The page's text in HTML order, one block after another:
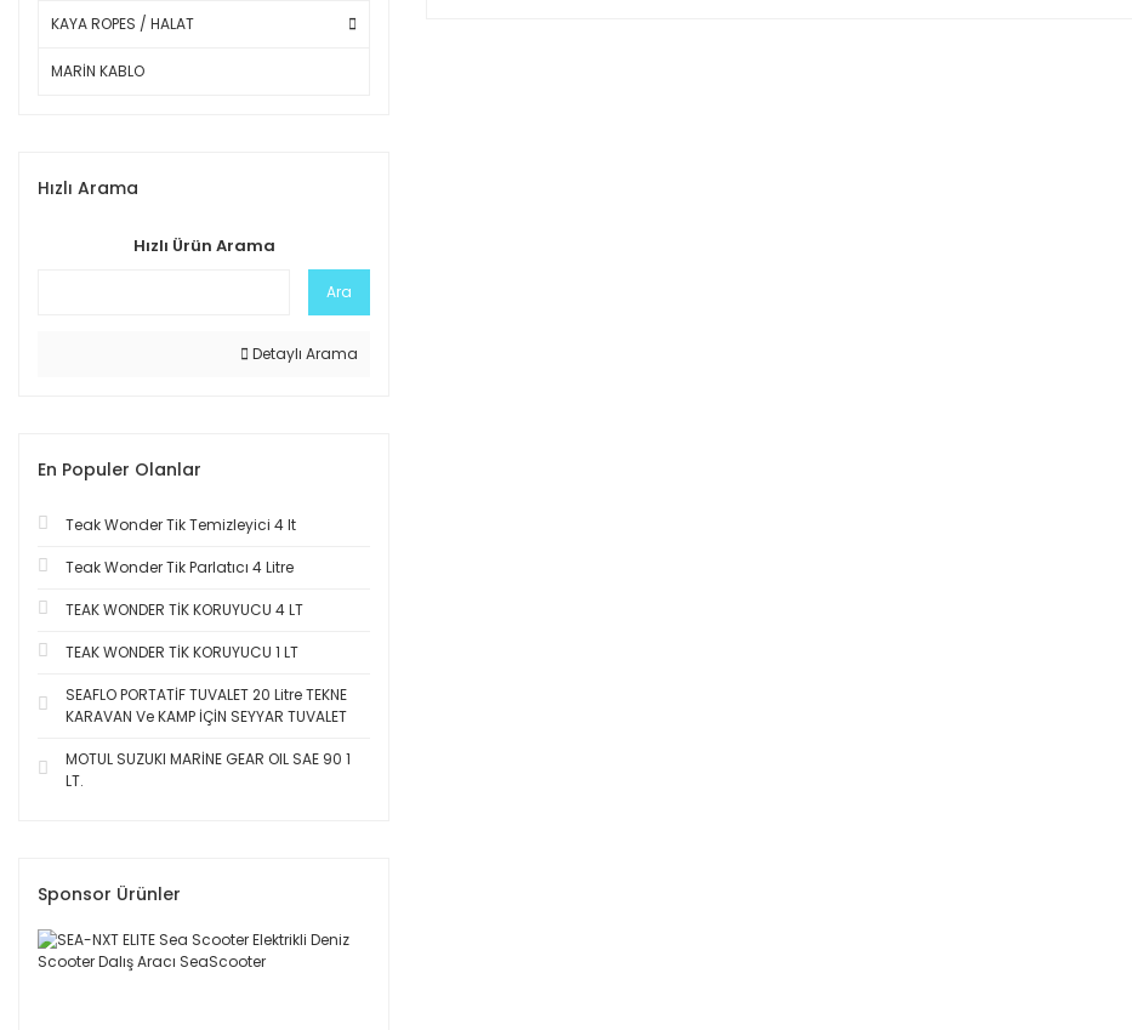
KAYA ROPES / HALAT
MARİN KABLO
Hızlı Arama
Hızlı Ürün Arama
Ara
Detaylı Arama
En Populer Olanlar
Teak Wonder Tik Temizleyici 4 lt
Teak Wonder Tik Parlatıcı 4 Litre
TEAK WONDER TİK KORUYUCU 4 LT
TEAK WONDER TİK KORUYUCU 1 LT
SEAFLO PORTATİF TUVALET 20 Litre TEKNE
KARAVAN Ve KAMP İÇİN SEYYAR TUVALET
MOTUL SUZUKI MARİNE GEAR OIL SAE 90 1
LT.
Sponsor Ürünler